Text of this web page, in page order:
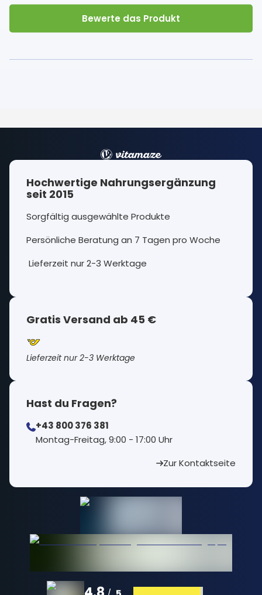
Bewerte das Produkt
Hochwertige Nahrungsergänzung
seit 2015
Sorgfältig ausgewählte Produkte
Persönliche Beratung an 7 Tagen pro Woche
Lieferzeit nur 2-3 Werktage
Gratis Versand ab 45 €
Lieferzeit nur 2-3 Werktage
Hast du Fragen?
+43 800 376 381
⁠Montag-Freitag, 9:00 - 17:00 Uhr
Zur Kontaktseite